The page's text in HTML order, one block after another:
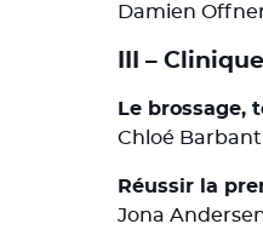
Damien
III – Clinique
Le brossage,
Chloé Barbant
Réussir la
Jona